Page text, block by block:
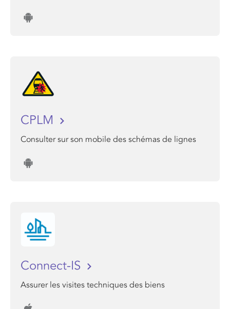
CPLM
Consulter sur son mobile des schémas de lignes
Connect-IS
Assurer les visites techniques des biens